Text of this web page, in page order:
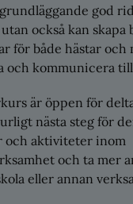
god
också kan skapa
för både hästar och
och kommunicera
är öppen för
nästa steg för
och aktiviteter inom
och ta mer
eller annan